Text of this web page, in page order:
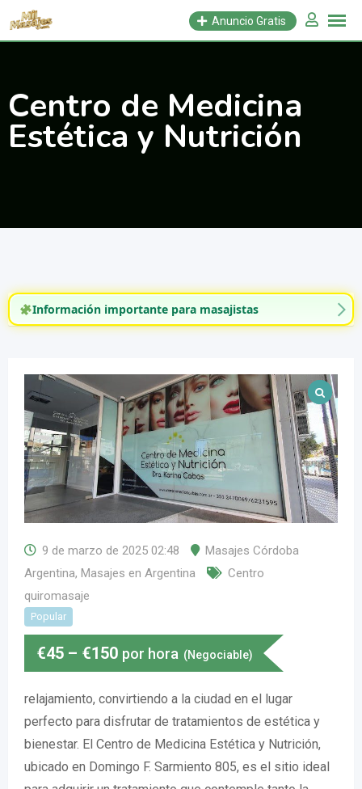
Saltar
Anuncio Gratis
Centro de Medicina
Estética y Nutrición
Información importante para masajistas
9 de marzo de 2025 02:48
Masajes Córdoba
Argentina, Masajes en Argentina
Centro
quiromasaje
Popular
€45 – €150 por hora (Negociable)
relajamiento, convirtiendo a la ciudad en el lugar
perfecto para disfrutar de tratamientos de estética y
bienestar. El Centro de Medicina Estética y Nutrición,
ubicado en Domingo F. Sarmiento 805, es el sitio ideal